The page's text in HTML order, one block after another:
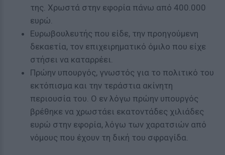
της. Χρωστά στην εφορία πάνω από 400.000
ευρώ.
Ευρωβουλευτής που είδε, την προηγούμενη
δεκαετία, τον επιχειρηματικό όμιλο που είχε
στήσει να καταρρέει.
Πρώην υπουργός, γνωστός για το πολιτικό του
εκτόπισμα και την τεράστια ακίνητη
περιουσία του. Ο εν λόγω πρώην υπουργός
βρέθηκε να χρωστάει εκατοντάδες χιλιάδες
ευρώ στην εφορία, λόγω των χαρατσιών από
νόμους που έχουν τη δική του σφραγίδα.